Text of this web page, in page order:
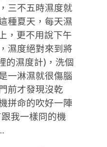
三不五時濕度就
種夏天，每天濕
，更不用說下午
濕度絕對來到將
的濕度計)，洗個
一淋濕就很傷腦
前才發現沒乾
拼命的吹好一陣
我一樣冏的機